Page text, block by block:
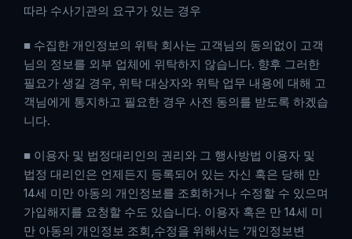
따라 수사기관의 요구가 있는 경우
■ 수집한 개인정보의 위탁 회사는 고객님의 동의없이 고객
님의 정보를 외부 업체에 위탁하지 않습니다. 향후 그러한
필요가 생길 경우, 위탁 대상자와 위탁 업무 내용에 대해 고
객님에게 통지하고 필요한 경우 사전 동의를 받도록 하겠습
니다.
■ 이용자 및 법정대리인의 권리와 그 행사방법 이용자 및
법정 대리인은 언제든지 등록되어 있는 자신 혹은 당해 만
14세 미만 아동의 개인정보를 조회하거나 수정할 수 있으며
가입해지를 요청할 수도 있습니다. 이용자 혹은 만 14세 미
만 아동의 개인정보 조회,수정을 위해서는 ‘개인정보변